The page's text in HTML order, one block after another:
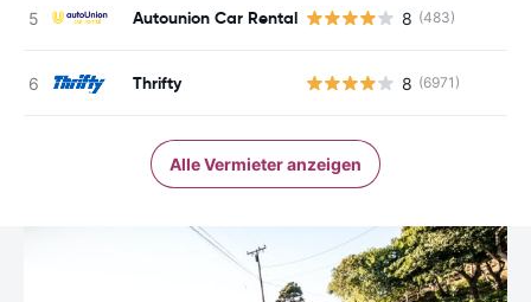
Autounion Car Rental 8 (483)
Thrifty 8 (6971)
Alle Vermieter anzeigen